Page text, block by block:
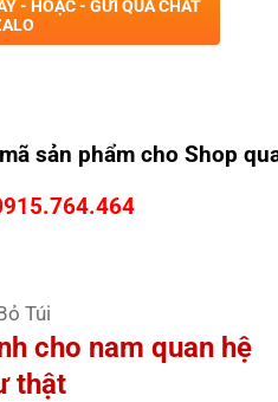
- HOẶC - GỬI QUA CHAT
sản phẩm cho Shop
Túi
cho nam quan hệ
thật